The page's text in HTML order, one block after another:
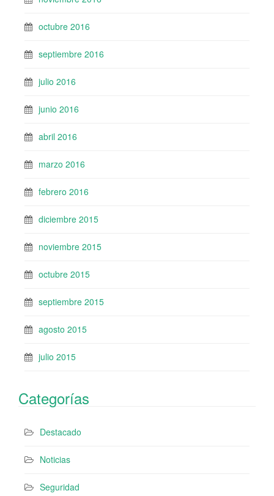
octubre 2016
septiembre 2016
julio 2016
junio 2016
abril 2016
marzo 2016
febrero 2016
diciembre 2015
noviembre 2015
octubre 2015
septiembre 2015
agosto 2015
julio 2015
Categorías
Destacado
Noticias
Seguridad